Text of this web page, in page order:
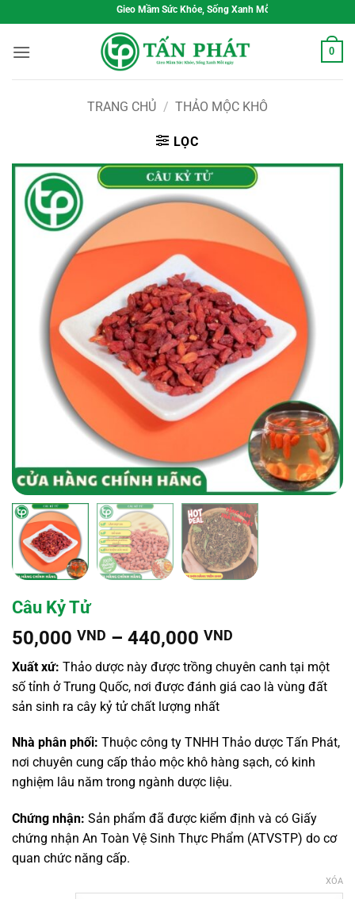
qua
nội
Gieo Mầm Sức Khỏe, Sống Xanh Mỗi Ngày
0
TRANG CHỦ / THẢO MỘC KHÔ
LỌC
Câu Kỷ Tử
50,000 VND – 440,000 VND
giá:
từ
50,000 VND
440,000 VND
Xuất xứ: Thảo dược này được trồng chuyên canh tại một
số tỉnh ở Trung Quốc, nơi được đánh giá cao là vùng đất
sản sinh ra cây kỷ tử chất lượng nhất
Nhà phân phối: Thuộc công ty TNHH Thảo dược Tấn Phát,
nơi chuyên cung cấp thảo mộc khô hàng sạch, có kinh
nghiệm lâu năm trong ngành dược liệu.
Chứng nhận: Sản phẩm đã được kiểm định và có Giấy
chứng nhận An Toàn Vệ Sinh Thực Phẩm (ATVSTP) do cơ
quan chức năng cấp.
XÓA